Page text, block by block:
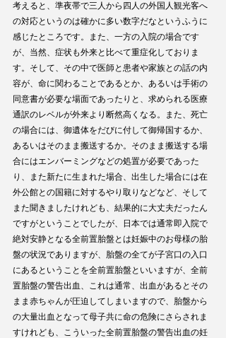
考えると、準夜帯で三人から四人の外国人観光客へ
の対応というのは確かに多い数字だなというふうに
感じたところです。また、一方の入院の場合です
が、当然、症状も外来と比べて重症化しておりま
す。そして、その中で医師と患者や家族との話の内
容が、命に関わることであるとか、あるいは手術の
同意書が必要な場面であったりと、求められる医療
通訳のレベルが外来より断然高くなる。また、死亡
の場合には、御遺体をだびに付して御帰国するか、
あるいはそのまま搬送するか。そのまま搬送する場
合にはエンバーミングなどの処置が必要であった
り、また新たに生まれた場合、出生した場合には在
外公館との国籍に対するやり取りなどなど、そして
また聞きましたけれども、結果的に大丈夫だったん
ですがということでしたが、日本では通常即入院で
絶対安静となる全前置胎盤とは妊娠中のお母様の胎
盤の状況でありますが、胎盤の全てが子宮口の入口
にあるということを全前置胎盤といいますが、全前
置胎盤の警告出血、これは通常、出血があるとその
まま赤ちゃんが圧迫してしまいますので、胎盤から
の大量出血となって母子共に命の危険にさらされま
すけれども、こういった全前置胎盤の警告出血の妊